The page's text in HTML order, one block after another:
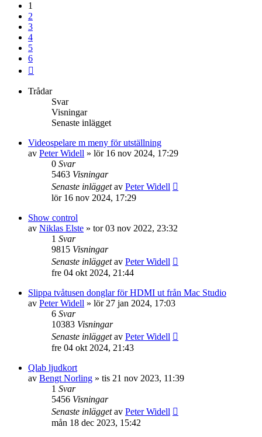
1
2
3
4
5
6
Trådar
Svar
Visningar
Senaste inlägget
Videospelare m meny för utställning
av Peter Widell » lör 16 nov 2024, 17:29
0 Svar
5463 Visningar
Senaste inläggetav Peter Widell
lör 16 nov 2024, 17:29
Show control
av Niklas Elste » tor 03 nov 2022, 23:32
1 Svar
9815 Visningar
Senaste inläggetav Peter Widell
fre 04 okt 2024, 21:44
Slippa tvåtusen donglar för HDMI ut från Mac Studio
av Peter Widell » lör 27 jan 2024, 17:03
6 Svar
10383 Visningar
Senaste inläggetav Peter Widell
fre 04 okt 2024, 21:43
Qlab ljudkort
av Bengt Norling » tis 21 nov 2023, 11:39
1 Svar
5456 Visningar
Senaste inläggetav Peter Widell
mån 18 dec 2023, 15:42